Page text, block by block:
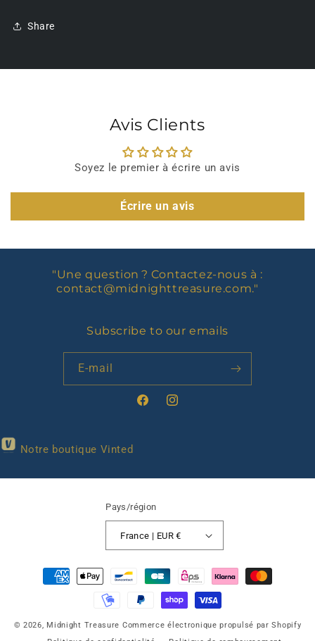
Share
Avis Clients
Soyez le premier à écrire un avis
Écrire un avis
"Une question ? Contactez-nous à :
contact@midnighttreasure.com."
Subscribe to our emails
E-mail
FacebookInstagram
Notre boutique Vinted
Pays/région
France | EUR €
Moyens
© 2026, Midnight Treasure Commerce électronique propulsé par Shopify